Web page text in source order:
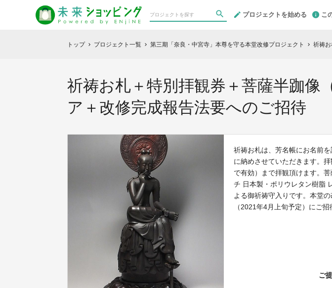
プロジェクトを始める こ
トップ chevron_right プロジェクト一覧 chevron_right 第三期「奈良・中宮寺」本尊を守る本堂改修プロジェクト chevron_right 祈祷お
祈祷お札＋特別拝観券＋菩薩半跏像
ア＋改修完成報告法要へのご招待
祈祷お札は、芳名帳にお名前
に納めさせていただきます。
で有効）まで拝観頂けます。
チ 日本製・ポリウレタン樹脂
よる御祈祷守入りです。本堂
（2021年4月上旬予定）にご招
ご